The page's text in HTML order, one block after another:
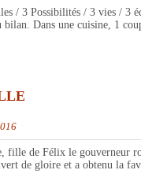
/ 3 Possibilités / 3 vies / 3
Dans une cuisine, 1
de Félix le gouverneur
de gloire et a obtenu la